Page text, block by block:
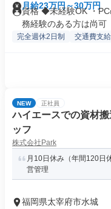
月給23万円～30万円
資格 ◆未経験OK ・
務経験のある方は尚可
完全週休2日制 交通費支給
NEW 正社員
ハイエースでの資材
ッフ
株式会社Park
月10日休み（年間120日
営管理
福岡県太宰府市水城